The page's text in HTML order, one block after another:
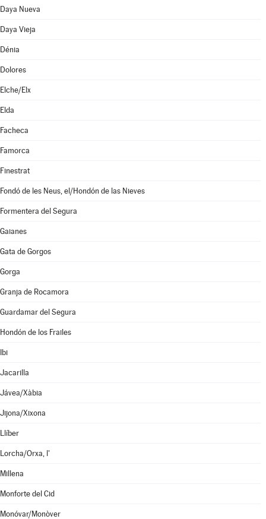
Daya Nueva
Daya Vieja
Dénia
Dolores
Elche/Elx
Elda
Facheca
Famorca
Finestrat
Fondó de les Neus, el/Hondón de las Nieves
Formentera del Segura
Gaianes
Gata de Gorgos
Gorga
Granja de Rocamora
Guardamar del Segura
Hondón de los Frailes
Ibi
Jacarilla
Jávea/Xàbia
Jijona/Xixona
Llíber
Lorcha/Orxa, l'
Millena
Monforte del Cid
Monóvar/Monòver